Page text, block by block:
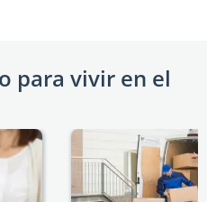
para vivir en el